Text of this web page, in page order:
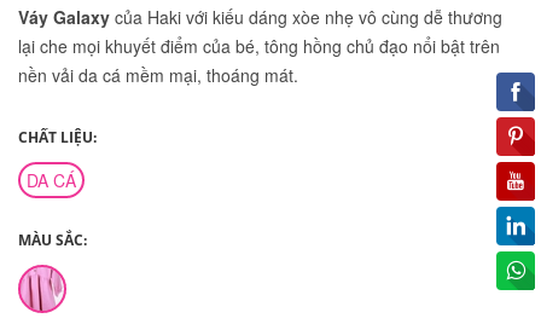
Váy Galaxy của Haki với kiếu dáng xòe nhẹ vô cùng dễ thương
lại che mọi khuyết điểm của bé, tông hồng chủ đạo nổi bật trên
nền vải da cá mềm mại, thoáng mát.
CHẤT LIỆU:
DA CÁ
MÀU SẮC: